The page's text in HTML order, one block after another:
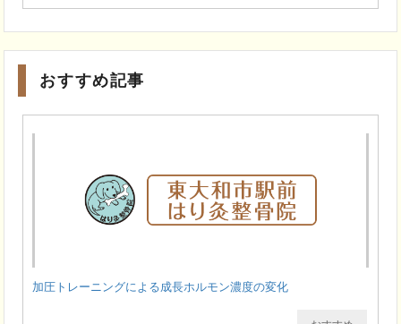
おすすめ記事
加圧トレーニングによる成長ホルモン濃度の変化